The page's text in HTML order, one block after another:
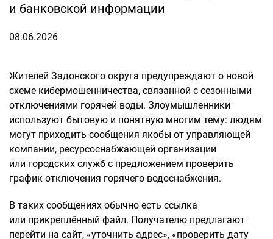
и банковской информации
08.06.2026
Жителей Задонского округа предупреждают о новой
схеме кибермошенничества, связанной с сезонными
отключениями горячей воды. Злоумышленники
используют бытовую и понятную многим тему: людям
могут приходить сообщения якобы от управляющей
компании, ресурсоснабжающей организации
или городских служб с предложением проверить
график отключения горячего водоснабжения.
В таких сообщениях обычно есть ссылка
или прикреплённый файл. Получателю предлагают
перейти на сайт, «уточнить адрес», «проверить дату